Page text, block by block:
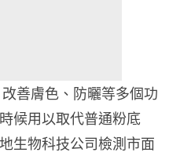
善膚色、防曬等多個功
候用以取代普通粉底
生物科技公司檢測市面